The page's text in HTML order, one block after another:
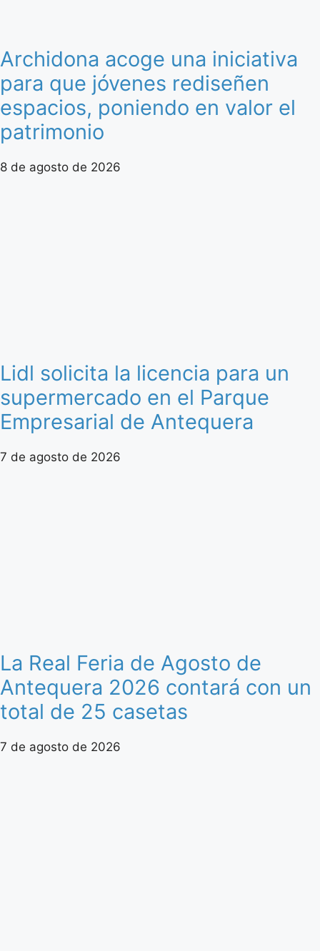
Archidona acoge una iniciativa
para que jóvenes rediseñen
espacios, poniendo en valor el
patrimonio
8 de agosto de 2026
Lidl solicita la licencia para un
supermercado en el Parque
Empresarial de Antequera
7 de agosto de 2026
La Real Feria de Agosto de
Antequera 2026 contará con un
total de 25 casetas
7 de agosto de 2026